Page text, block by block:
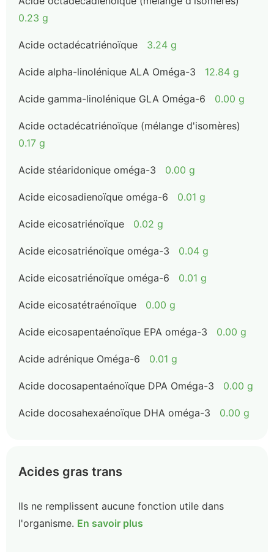
0.23 g
Acide octadécatriénoïque 3.24 g
Acide alpha-linolénique ALA Oméga-3 12.84 g
Acide gamma-linolénique GLA Oméga-6 0.00 g
Acide octadécatriénoïque (mélange d'isomères)
0.17 g
Acide stéaridonique oméga-3 0.00 g
Acide eicosadienoïque oméga-6 0.01 g
Acide eicosatriénoïque 0.02 g
Acide eicosatriénoïque oméga-3 0.04 g
Acide eicosatriénoïque oméga-6 0.01 g
Acide eicosatétraénoïque 0.00 g
Acide eicosapentaénoïque EPA oméga-3 0.00 g
Acide adrénique Oméga-6 0.01 g
Acide docosapentaénoïque DPA Oméga-3 0.00 g
Acide docosahexaénoïque DHA oméga-3 0.00 g
Acides gras trans
Ils ne remplissent aucune fonction utile dans
l'organisme. En savoir plus